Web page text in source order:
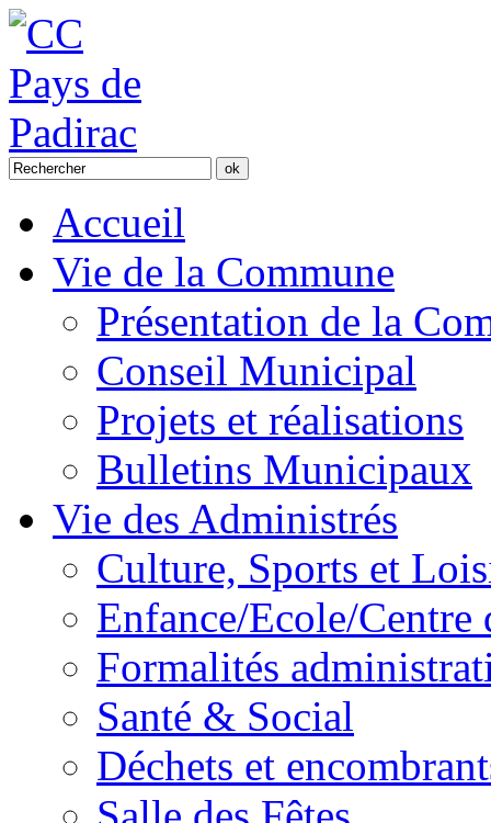
Accueil
Vie de la Commune
Présentation de la
Conseil Municipal
Projets et réalisations
Bulletins Municipaux
Vie des Administrés
Culture, Sports et
Enfance/Ecole/Centre
Formalités
Santé & Social
Déchets et